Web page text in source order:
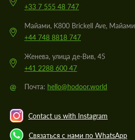
+33 7 555 48 747
Майами, K800 Brickell Ave, Майами
+44 748 8818 747
Женева, улица де-Вив, 45
+41 2288 600 47
@ Почта: hello@hodoor.world
Contact us with Instagram
Связаться с нами по WhatsApp